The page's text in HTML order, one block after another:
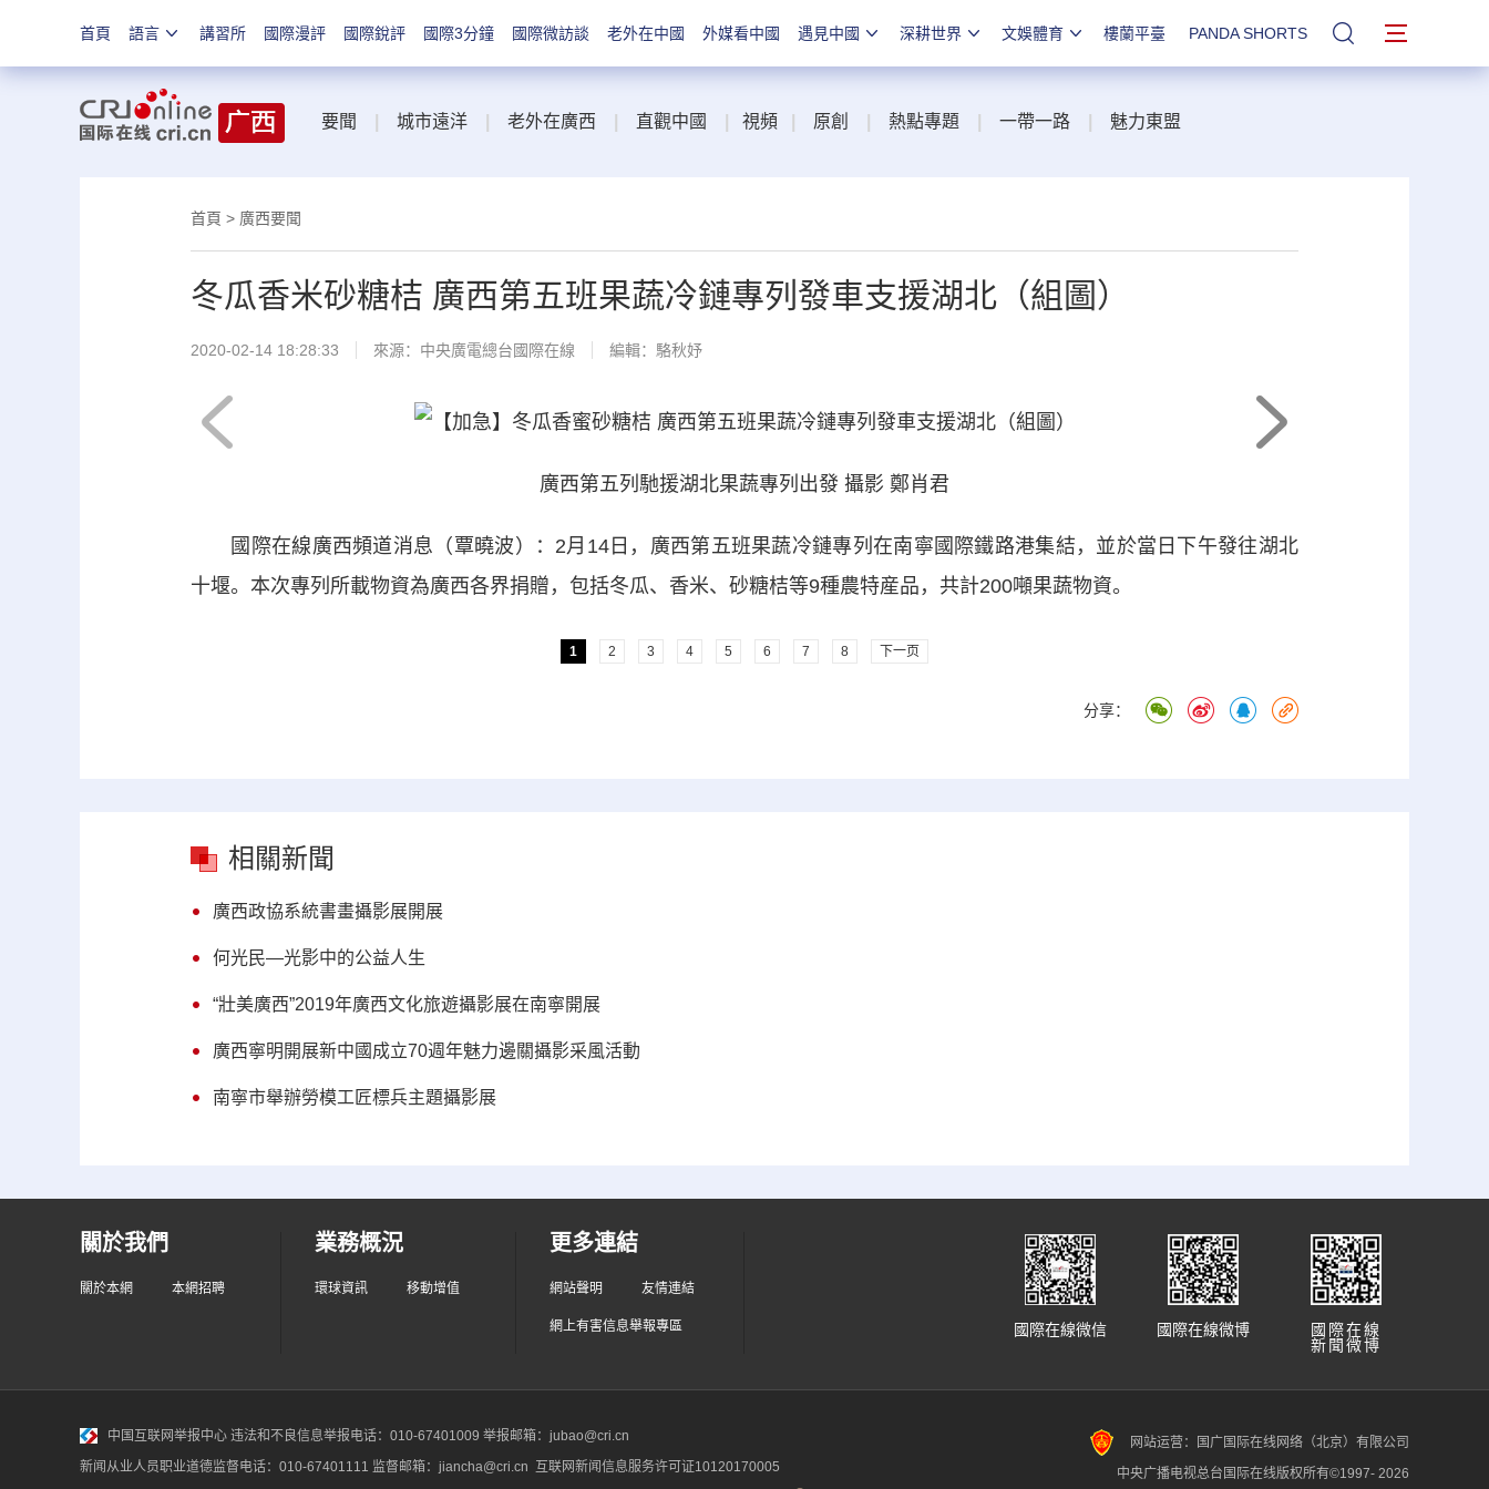
首頁 語言 講習所 國際漫評 國際銳評 國際3分鐘 國際微訪談 老外在中國 外媒看中國 遇見中國 深耕世界 文娛體育 樓蘭平臺 PANDA SHORTS 站內搜索
要聞 城市遠洋 老外在廣西 直觀中國 視頻 原創 熱點專題 一帶一路 魅力東盟
首頁 > 廣西要聞
冬瓜香米砂糖桔 廣西第五班果蔬冷鏈專列發車支援湖北（組圖）
2020-02-14 18:28:33 來源： 中央廣電總台國際在線 編輯：駱秋妤
下一页
廣西第五列馳援湖北果蔬專列出發 攝影 鄭肖君
國際在線廣西頻道消息（覃曉波）：2月14日，廣西第五班果蔬冷鏈專列在南寧國際鐵路港集結，並於當日下午發往湖北
十堰。本次專列所載物資為廣西各界捐贈，包括冬瓜、香米、砂糖桔等9種農特産品，共計200噸果蔬物資。
1 2 3 4 5 6 7 8 下一页
分享：
相關新聞
廣西政協系統書畫攝影展開展
何光民—光影中的公益人生
“壯美廣西”2019年廣西文化旅遊攝影展在南寧開展
廣西寧明開展新中國成立70週年魅力邊關攝影采風活動
南寧市舉辦勞模工匠標兵主題攝影展
關於我們
關於本網 本網招聘
業務概況
環球資訊 移動增值
更多連結
網站聲明 友情連結
網上有害信息舉報專區
國際在線
新聞微博
國際在線微博
國際在線微信
中国互联网举报中心 违法和不良信息举报电话：010-67401009 举报邮箱：jubao@cri.cn
新闻从业人员职业道德监督电话：010-67401111 监督邮箱：jiancha@cri.cn 互联网新闻信息服务许可证10120170005
网站运营：国广国际在线网络（北京）有限公司
中央广播电视总台国际在线版权所有©1997- 2026